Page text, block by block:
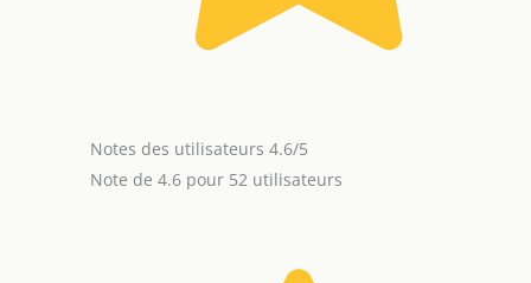
Notes des utilisateurs 4.6/5
Note de 4.6 pour 52 utilisateurs